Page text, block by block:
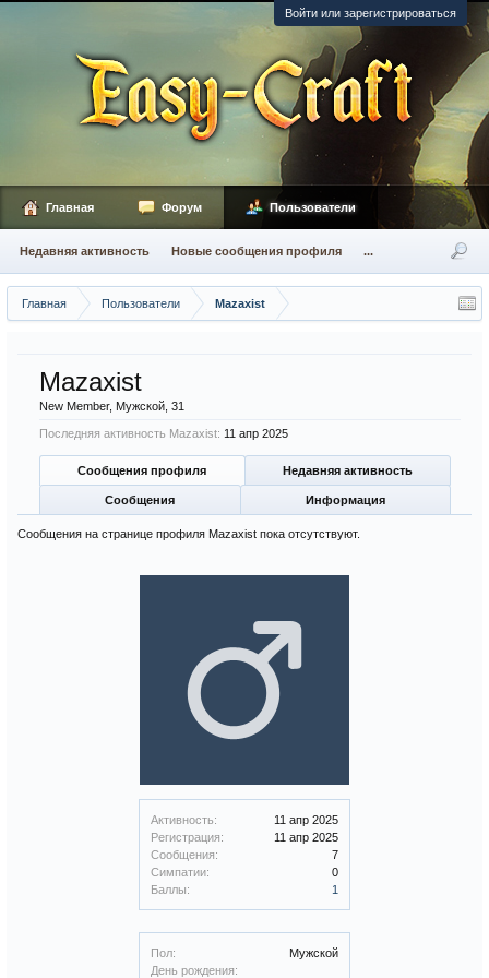
Войти или зарегистрироваться
Главная Пользователи Mazaxist
Активность:
11 апр 2025
Регистрация:
11 апр 2025
Сообщения:
7
Симпатии:
0
Баллы:
1
Пол:
Мужской
День рождения:
Mazaxist
New Member, Мужской, 31
Последняя активность Mazaxist: 11 апр 2025
Сообщения профиля Недавняя активность
Сообщения Информация
Сообщения на странице профиля Mazaxist пока отсутствуют.
Главная Форум Пользователи
Недавняя активность Новые сообщения профиля ...